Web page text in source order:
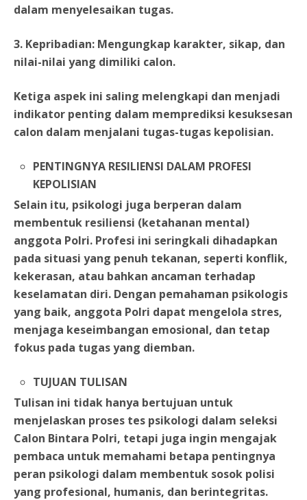
dalam menyelesaikan tugas.
3. Kepribadian: Mengungkap karakter, sikap, dan
nilai-nilai yang dimiliki calon.
Ketiga aspek ini saling melengkapi dan menjadi
indikator penting dalam memprediksi kesuksesan
calon dalam menjalani tugas-tugas kepolisian.
PENTINGNYA RESILIENSI DALAM PROFESI
KEPOLISIAN
Selain itu, psikologi juga berperan dalam
membentuk resiliensi (ketahanan mental)
anggota Polri. Profesi ini seringkali dihadapkan
pada situasi yang penuh tekanan, seperti konflik,
kekerasan, atau bahkan ancaman terhadap
keselamatan diri. Dengan pemahaman psikologis
yang baik, anggota Polri dapat mengelola stres,
menjaga keseimbangan emosional, dan tetap
fokus pada tugas yang diemban.
TUJUAN TULISAN
Tulisan ini tidak hanya bertujuan untuk
menjelaskan proses tes psikologi dalam seleksi
Calon Bintara Polri, tetapi juga ingin mengajak
pembaca untuk memahami betapa pentingnya
peran psikologi dalam membentuk sosok polisi
yang profesional, humanis, dan berintegritas.